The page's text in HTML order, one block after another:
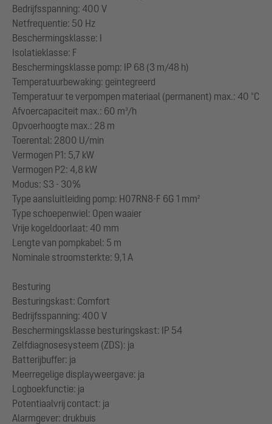
Bedrijfsspanning: 400 V
Netfrequentie: 50 Hz
Beschermingsklasse: I
Isolatieklasse: F
Beschermingsklasse pomp: IP 68 (3 m/48 h)
Temperatuurbewaking: geïntegreerd
Temperatuur te verpompen materiaal (permanent) max.: 40 °C
Afvoercapaciteit max.: 60 m³/h
Opvoerhoogte max.: 28 m
Toerental: 2800 U/min
Vermogen P1: 5,7 kW
Vermogen P2: 4,8 kW
Modus: S3 - 30%
Type aansluitleiding pomp: H07RN8-F 6G 1 mm²
Type schoepenwiel: Open waaier
Vrije kogeldoorlaat: 40 mm
Lengte van pompkabel: 5 m
Nominale stroomsterkte: 9,1 A
Besturing
Besturingskast: Comfort
Bedrijfsspanning: 400 V
Beschermingsklasse besturingskast: IP 54
Zelfdiagnosesysteem (ZDS): ja
Batterijbuffer: ja
Meerregelige displayweergave: ja
Logboekfunctie: ja
Potentiaalvrij contact: ja
Alarmgever: drukbuis